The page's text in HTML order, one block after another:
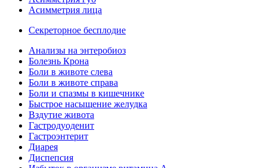
Асимметрия лица
Секреторное бесплодие
Анализы на энтеробиоз
Болезнь Крона
Боли в животе слева
Боли в животе справа
Боли и спазмы в кишечнике
Быстрое насыщение желудка
Вздутие живота
Гастродуоденит
Гастроэнтерит
Диарея
Диспепсия